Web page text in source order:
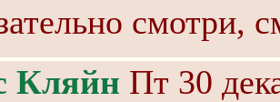
смотри,
Кляйн Пт 30